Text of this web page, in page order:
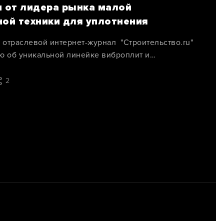
от лидера рынка малой
техники для уплотнения
интернет-журнал "Строительство.ru"
об уникальной линейке виброплит и
2